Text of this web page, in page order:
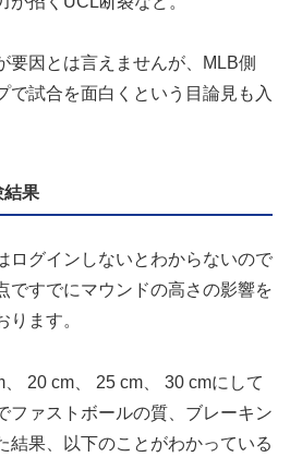
要因とは言えませんが、MLB側
で試合を面白くという目論見も入
結果
ログインしないとわからないので
ですでにマウンドの高さの影響を
ます。
20 cm、 25 cm、 30 cmにして
ファストボールの質、ブレーキン
結果、以下のことがわかっている